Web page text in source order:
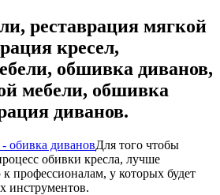
реставрация мягкой
кресел,
обшивка диванов,
мебели, обшивка
диванов.
Для того чтобы
обивки кресла, лучше
профессионалам, у которых будет
инструментов.